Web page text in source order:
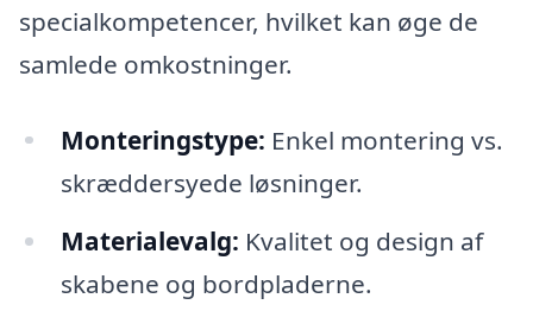
specialkompetencer, hvilket kan øge de
samlede omkostninger.
Monteringstype: Enkel montering vs.
skræddersyede løsninger.
Materialevalg: Kvalitet og design af
skabene og bordpladerne.